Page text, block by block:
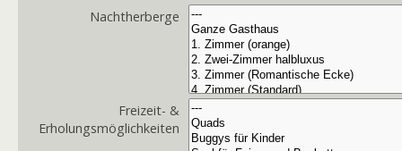
Nachtherberge
Freizeit- &
Erholungsmöglichkeiten